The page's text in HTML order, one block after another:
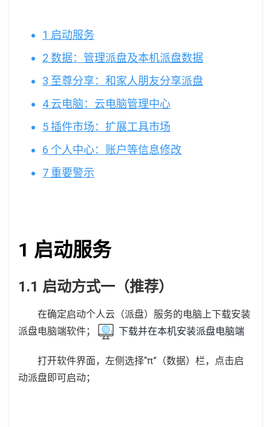
1 启动服务
2 数据：管理派盘及本机派盘数据
3 至尊分享：和家人朋友分享派盘
4 云电脑：云电脑管理中心
5 插件市场：扩展工具市场
6 个人中心：账户等信息修改
7 重要警示
1 启动服务
1.1 启动方式一（推荐）
在确定启动个人云（派盘）服务的电脑上下载安装
派盘电脑端软件；
下载并在本机安装派盘电脑端
打开软件界面，左侧选择“π”（数据）栏，点击启
动派盘即可启动；